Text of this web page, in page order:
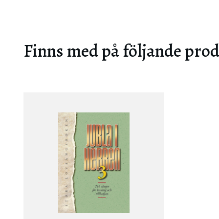
Finns med på följande